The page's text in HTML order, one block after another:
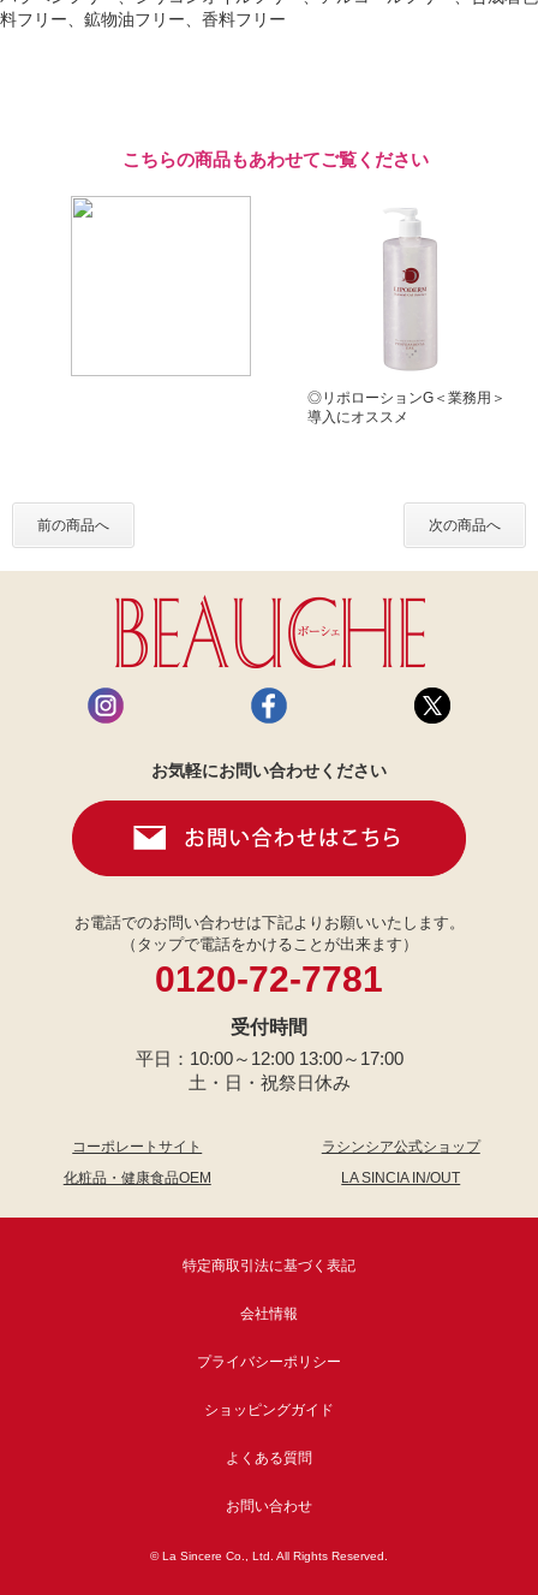
料フリー、鉱物油フリー、香料フリー
こちらの商品もあわせてご覧ください
◎リポローションG＜業務用＞
導入にオススメ
前の商品へ 次の商品へ
お気軽にお問い合わせください
お電話でのお問い合わせは下記よりお願いいたします。
（タップで電話をかけることが出来ます）
0120-72-7781
受付時間
平日：10:00～12:00 13:00～17:00
土・日・祝祭日休み
コーポレートサイト
ラシンシア公式ショップ
化粧品・健康食品OEM
LA SINCIA IN/OUT
特定商取引法に基づく表記
会社情報
プライバシーポリシー
ショッピングガイド
よくある質問
お問い合わせ
© La Sincere Co., Ltd. All Rights Reserved.